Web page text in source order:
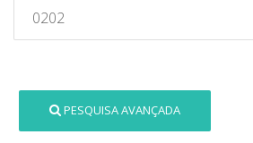
0202
PESQUISA AVANÇADA